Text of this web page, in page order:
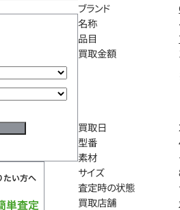
ブランド
名称
品目
買取金額
買取日
型番
素材
サイズ
査定時の状態
買取店舗